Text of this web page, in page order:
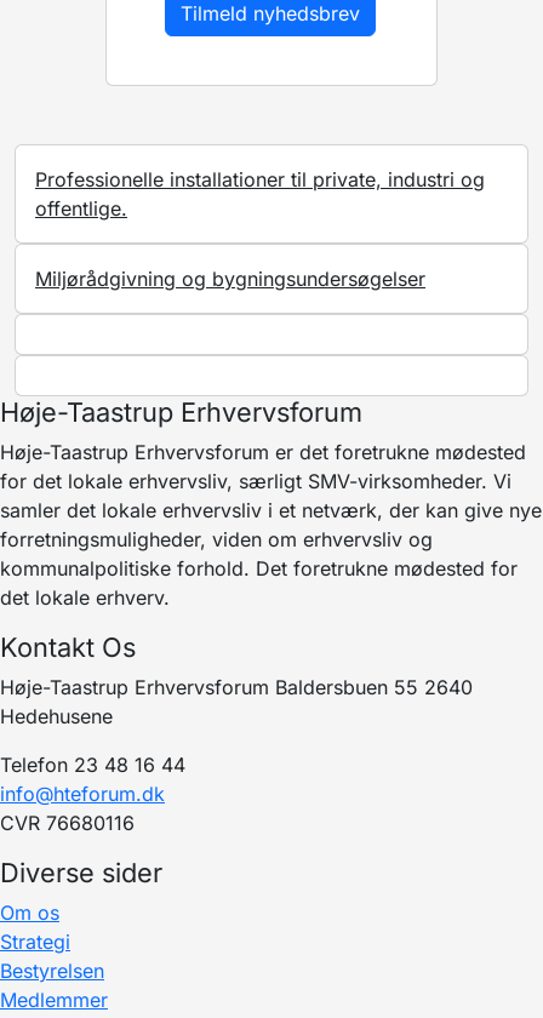
Professionelle installationer til private, industri og
offentlige.
Miljørådgivning og bygningsundersøgelser
Høje-Taastrup Erhvervsforum
Høje-Taastrup Erhvervsforum er det foretrukne mødested
for det lokale erhvervsliv, særligt SMV-virksomheder. Vi
samler det lokale erhvervsliv i et netværk, der kan give nye
forretningsmuligheder, viden om erhvervsliv og
kommunalpolitiske forhold. Det foretrukne mødested for
det lokale erhverv.
Kontakt Os
Høje-Taastrup Erhvervsforum Baldersbuen 55 2640
Hedehusene
Telefon 23 48 16 44
info@hteforum.dk
CVR 76680116
Diverse sider
Om os
Strategi
Bestyrelsen
Medlemmer